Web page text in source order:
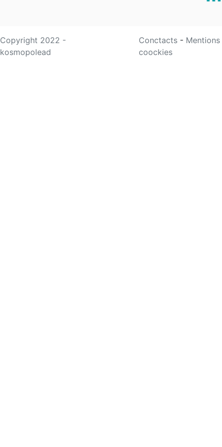
Copyright 2022 -
kosmopolead
Conctacts -
coockies